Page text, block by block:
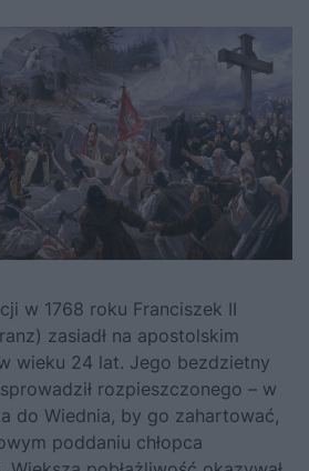
w 1768 roku Franciszek II
zasiadł na apostolskim
wieku 24 lat. Jego bezdzietny
rozpieszczonego – w
do Wiednia, by go zahartować,
poddaniu chłopca